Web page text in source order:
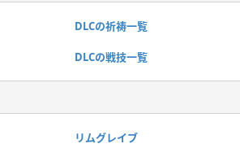
DLCの祈祷一覧
DLCの戦技一覧
リムグレイブ